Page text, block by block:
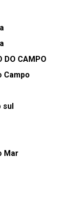
DO CAMPO
Campo
sul
Mar